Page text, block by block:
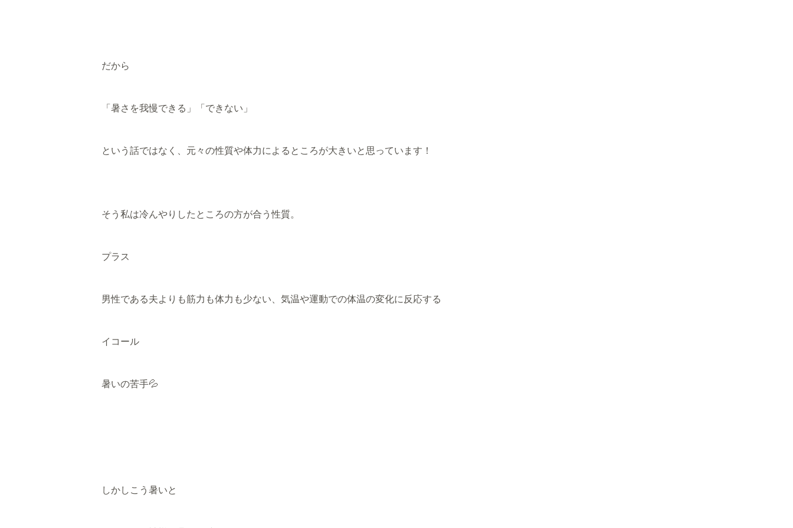
だから
「暑さを我慢できる」「できない」
という話ではなく、元々の性質や体力によるところが大きいと思っています！
そう私は冷んやりしたところの方が合う性質。
プラス
男性である夫よりも筋力も体力も少ない、気温や運動での体温の変化に反応する
イコール
暑いの苦手💦
しかしこう暑いと